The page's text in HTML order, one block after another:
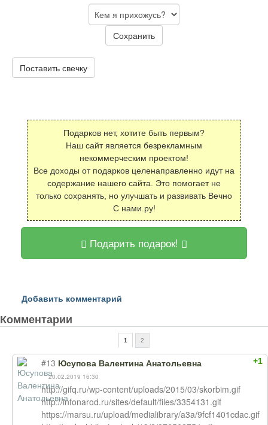
Сохранить
Поставить свечку
Подарков нет, хотите быть первым?
Наш сайт является безрекламным
некоммерческим проектом!
Все доходы от подарков целенаправленно идут на
содержание нашего сайта. Это помогает не
только сохранять, но улучшать и развивать Вечно
С нами.ру!
Подарить подарок!
Добавить комментарий
Комментарии
1 2
+1
#13 Юсупова Валентина Анатольевна
20.02.2019 16:30
http://gifq.ru/wp-content/uploads/2015/03/skorbim.gif
http://infonarod.ru/sites/default/files/3354131.gif
https://marsu.ru/upload/medialibrary/a3a/9fcf1401cdac.gif